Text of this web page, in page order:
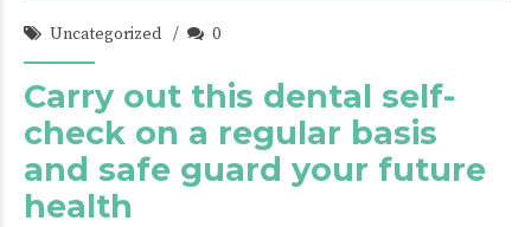
Uncategorized 0
Carry out this dental self-
check on a regular basis
and safe guard your future
health